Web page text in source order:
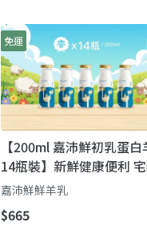
免運
【200ml 嘉沛鮮初乳蛋白
14瓶裝】新鮮健康便利
家
嘉沛鮮鮮羊乳
$665